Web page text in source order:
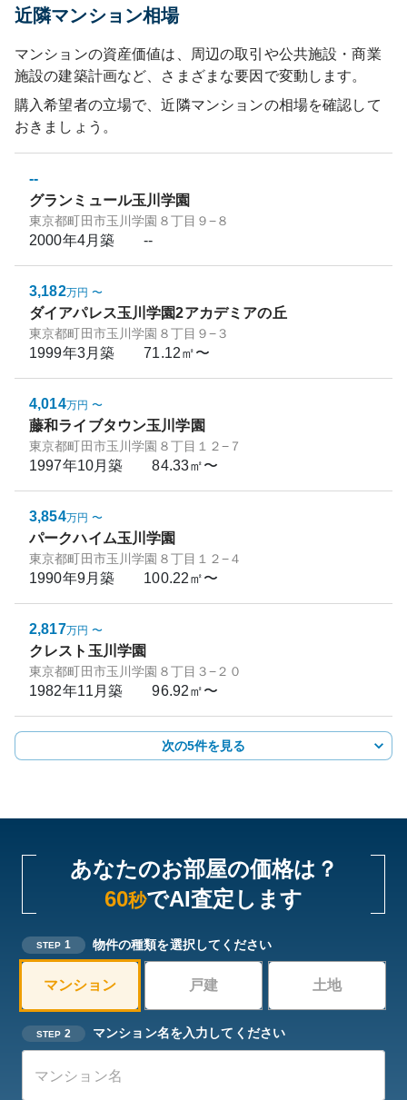
近隣マンション相場
マンションの資産価値は、周辺の取引や公共施設・商業
施設の建築計画など、さまざまな要因で変動します。
購入希望者の立場で、近隣マンションの相場を確認して
おきましょう。
--
グランミュール玉川学園
東京都町田市玉川学園８丁目９−８
2000年4月築 --
3,182万円 〜
ダイアパレス玉川学園2アカデミアの丘
東京都町田市玉川学園８丁目９−３
1999年3月築 71.12㎡〜
4,014万円 〜
藤和ライブタウン玉川学園
東京都町田市玉川学園８丁目１２−７
1997年10月築 84.33㎡〜
3,854万円 〜
パークハイム玉川学園
東京都町田市玉川学園８丁目１２−４
1990年9月築 100.22㎡〜
2,817万円 〜
クレスト玉川学園
東京都町田市玉川学園８丁目３−２０
1982年11月築 96.92㎡〜
次の5件を見る
あなたのお部屋の価格は？
60秒でAI査定します
STEP 1 物件の種類を選択してください
マンション 戸建 土地
STEP 2 マンション名を入力してください